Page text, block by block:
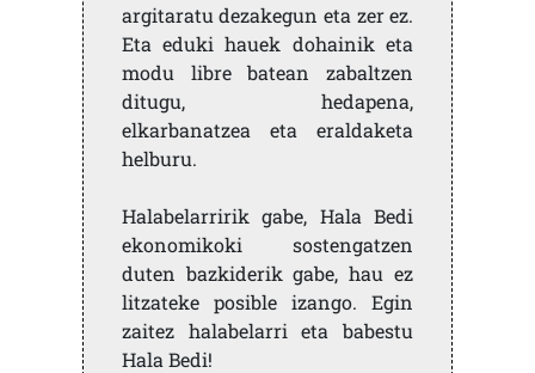
argitaratu dezakegun eta zer ez.
Eta eduki hauek dohainik eta
modu libre batean zabaltzen
ditugu, hedapena,
elkarbanatzea eta eraldaketa
helburu.
Halabelarririk gabe, Hala Bedi
ekonomikoki sostengatzen
duten bazkiderik gabe, hau ez
litzateke posible izango. Egin
zaitez halabelarri eta babestu
Hala Bedi!